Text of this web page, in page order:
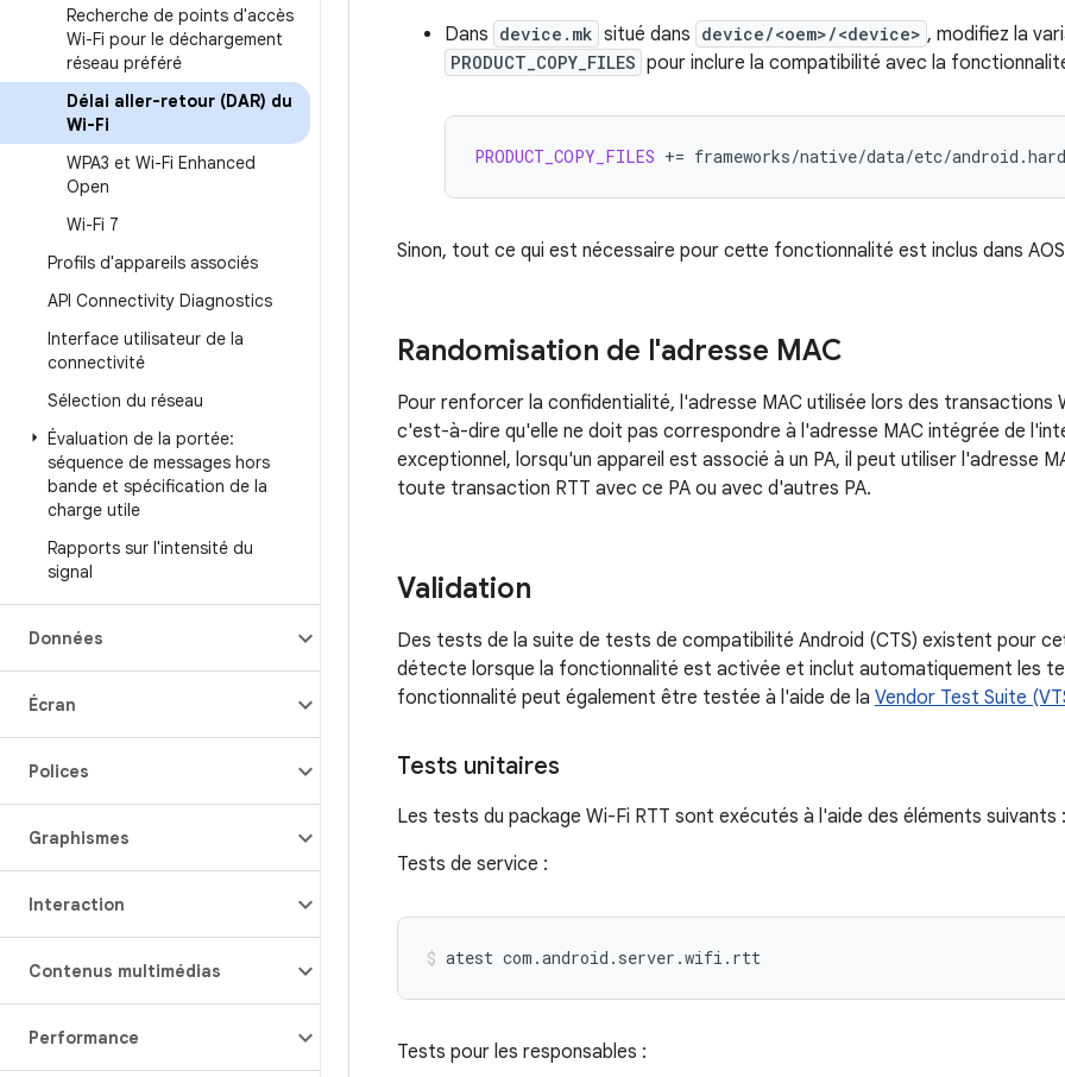
Recherche de points d'accès
Wi-Fi pour le déchargement
réseau préféré
Délai aller-retour (DAR) du
Wi-Fi
WPA3 et Wi-Fi Enhanced
Open
Wi-Fi 7
Profils d'appareils associés
API Connectivity Diagnostics
Interface utilisateur de la
connectivité
Sélection du réseau
Évaluation de la portée:
séquence de messages hors
bande et spécification de la
charge utile
Rapports sur l'intensité du
signal
Données
Écran
Polices
Graphismes
Interaction
Contenus multimédias
Performance
Dans device.mk situé dans device/<oem>/<device> , modifiez la
PRODUCT_COPY_FILES pour inclure la compatibilité avec la
PRODUCT_COPY_FILES += frameworks/native/data/etc/
Sinon, tout ce qui est nécessaire pour cette fonctionnalité est inclus dans
Randomisation de l'adresse MAC
Pour renforcer la confidentialité, l'adresse MAC utilisée lors des transactions
c'est-à-dire qu'elle ne doit pas correspondre à l'adresse MAC intégrée de
exceptionnel, lorsqu'un appareil est associé à un PA, il peut utiliser l'adresse
toute transaction RTT avec ce PA ou avec d'autres PA.
Validation
Des tests de la suite de tests de compatibilité Android (CTS) existent pour
détecte lorsque la fonctionnalité est activée et inclut automatiquement les
fonctionnalité peut également être testée à l'aide de la Vendor Test Suite
Tests unitaires
Les tests du package Wi-Fi RTT sont exécutés à l'aide des éléments suivants :
Tests de service :
atest com.android.server.wifi.rtt
Tests pour les responsables :